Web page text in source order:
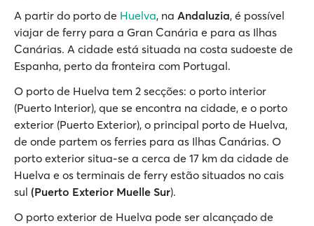
A partir do porto de Huelva, na Andaluzia, é possível
viajar de ferry para a Gran Canária e para as Ilhas
Canárias. A cidade está situada na costa sudoeste de
Espanha, perto da fronteira com Portugal.
O porto de Huelva tem 2 secções: o porto interior
(Puerto Interior), que se encontra na cidade, e o porto
exterior (Puerto Exterior), o principal porto de Huelva,
de onde partem os ferries para as Ilhas Canárias. O
porto exterior situa-se a cerca de 17 km da cidade de
Huelva e os terminais de ferry estão situados no cais
sul (Puerto Exterior Muelle Sur).
O porto exterior de Huelva pode ser alcançado de